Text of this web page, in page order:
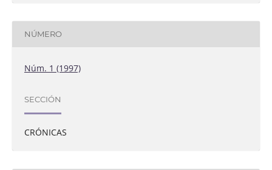
NÚMERO
Núm. 1 (1997)
SECCIÓN
CRÓNICAS